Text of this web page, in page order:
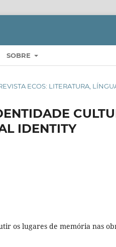
SOBRE
ECOS: LITERATURA,
IDENTITY
os lugares de memória nas